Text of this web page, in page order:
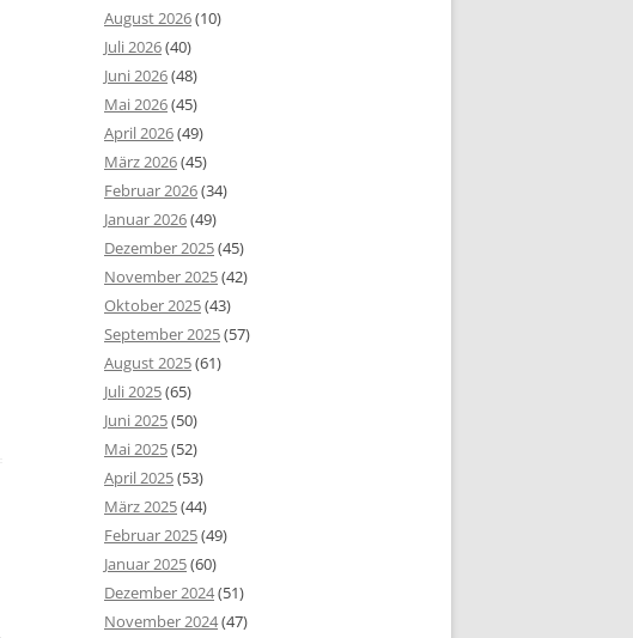
August 2026(10)
Juli 2026(40)
Juni 2026(48)
Mai 2026(45)
April 2026(49)
März 2026(45)
Februar 2026(34)
Januar 2026(49)
Dezember 2025(45)
November 2025(42)
Oktober 2025(43)
September 2025(57)
August 2025(61)
Juli 2025(65)
Juni 2025(50)
Mai 2025(52)
April 2025(53)
März 2025(44)
Februar 2025(49)
Januar 2025(60)
Dezember 2024(51)
November 2024(47)